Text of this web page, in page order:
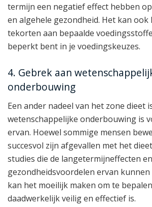
termijn een negatief effect hebben
en algehele gezondheid. Het kan ook
tekorten aan bepaalde
beperkt bent in je voedingskeuzes.
4. Gebrek aan
onderbouwing
Een ander nadeel van het zone dieet
wetenschappelijke onderbouwing is
ervan. Hoewel sommige mensen
succesvol zijn afgevallen met het
studies die de langetermijneffecten en
gezondheidsvoordelen ervan
kan het moeilijk maken om te
daadwerkelijk veilig en effectief is.